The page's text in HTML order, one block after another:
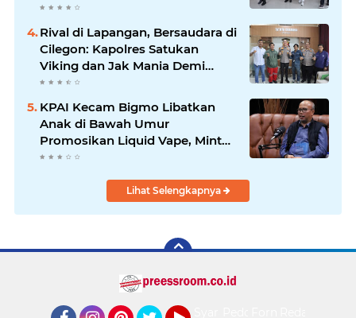
Rival di Lapangan, Bersaudara di
Cilegon: Kapolres Satukan
Viking dan Jak Mania Demi
Nobar Damai Piala Presiden
KPAI Kecam Bigmo Libatkan
Anak di Bawah Umur
Promosikan Liquid Vape, Minta
Aparat Bertindak Tegas
Lihat Selengkapnya